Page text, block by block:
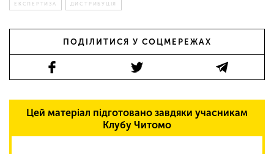
ЕКСПЕРТИЗА ДИСТРИБУЦІЯ
ПОДІЛИТИСЯ У СОЦМЕРЕЖАХ
Цей матеріал підготовано завдяки учасникам
Клубу Читомо